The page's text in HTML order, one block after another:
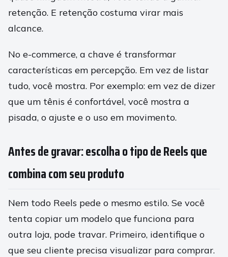
retenção. E retenção costuma virar mais
alcance.
No e-commerce, a chave é transformar
características em percepção. Em vez de listar
tudo, você mostra. Por exemplo: em vez de dizer
que um tênis é confortável, você mostra a
pisada, o ajuste e o uso em movimento.
Antes de gravar: escolha o tipo de Reels que
combina com seu produto
Nem todo Reels pede o mesmo estilo. Se você
tenta copiar um modelo que funciona para
outra loja, pode travar. Primeiro, identifique o
que seu cliente precisa visualizar para comprar.